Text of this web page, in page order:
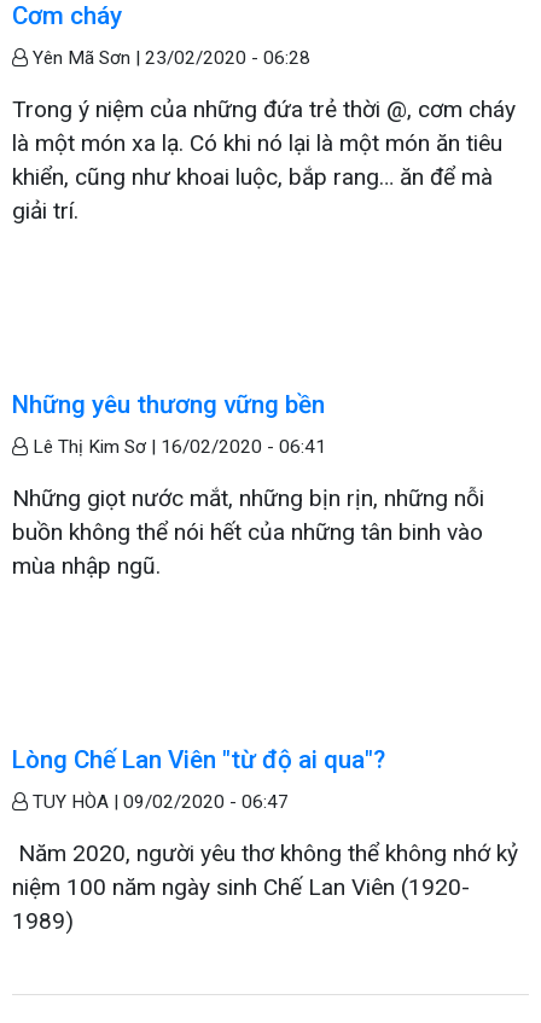
Cơm cháy
Yên Mã Sơn | 23/02/2020 - 06:28
Trong ý niệm của những đứa trẻ thời @, cơm cháy
là một món xa lạ. Có khi nó lại là một món ăn tiêu
khiển, cũng như khoai luộc, bắp rang… ăn để mà
giải trí.
Những yêu thương vững bền
Lê Thị Kim Sơ | 16/02/2020 - 06:41
Những giọt nước mắt, những bịn rịn, những nỗi
buồn không thể nói hết của những tân binh vào
mùa nhập ngũ.
Lòng Chế Lan Viên "từ độ ai qua"?
TUY HÒA | 09/02/2020 - 06:47
Năm 2020, người yêu thơ không thể không nhớ kỷ
niệm 100 năm ngày sinh Chế Lan Viên (1920-
1989)